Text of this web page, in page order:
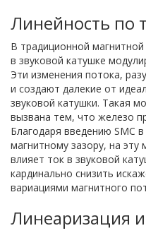
Линейность по
В традиционной
в звуковой катушке
Эти изменения потока,
и создают далекие от
звуковой катушки. Такая
вызвана тем, что железо
Благодаря введению SMC
магнитному зазору, на
влияет ток в звуковой
кардинально снизить
вариациями магнитного
Линеаризация